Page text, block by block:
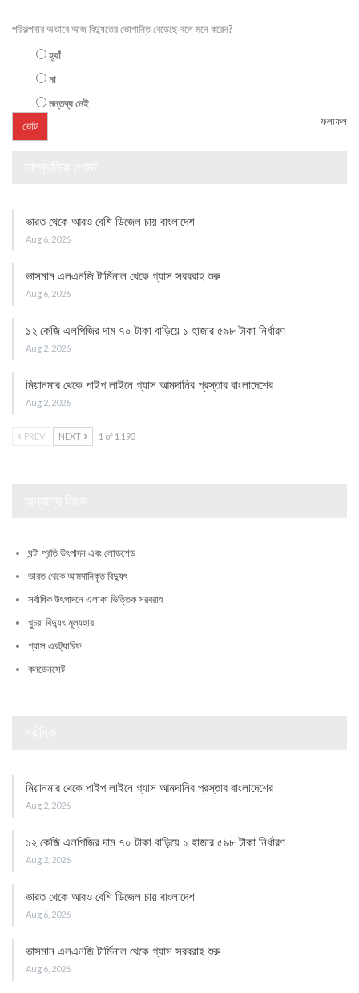
পরিকল্পনার অভাবে আজ বিদ্যুতের ভোগান্তি বেড়েছে বলে মনে করেন?
হ্যাঁ
না
মন্তব্য নেই
ফলাফল
ভারত থেকে আরও বেশি ডিজেল চায় বাংলাদেশ
Aug 6, 2026
ভাসমান এলএনজি টার্মিনাল থেকে গ্যাস সরবরাহ শুরু
Aug 6, 2026
১২ কেজি এলপিজির দাম ৭০ টাকা বাড়িয়ে ১ হাজার ৫৯৮ টাকা নির্ধারণ
Aug 2, 2026
মিয়ানমার থেকে পাইপ লাইনে গ্যাস আমদানির প্রস্তাব বাংলাদেশের
Aug 2, 2026
PREV NEXT 1 of 1,193
ঘন্টা প্রতি উৎপাদন এবং লোডশেড
ভারত থেকে আমদানিকৃত বিদ্যুৎ
সর্বাধিক উৎপাদনে এলাকা ভিত্তিক সরবরাহ
খুচরা বিদ্যুৎ মূল্যহার
গ্যাস এরট্যারিফ
কনডেনসেট
মিয়ানমার থেকে পাইপ লাইনে গ্যাস আমদানির প্রস্তাব বাংলাদেশের
Aug 2, 2026
১২ কেজি এলপিজির দাম ৭০ টাকা বাড়িয়ে ১ হাজার ৫৯৮ টাকা নির্ধারণ
Aug 2, 2026
ভারত থেকে আরও বেশি ডিজেল চায় বাংলাদেশ
Aug 6, 2026
ভাসমান এলএনজি টার্মিনাল থেকে গ্যাস সরবরাহ শুরু
Aug 6, 2026